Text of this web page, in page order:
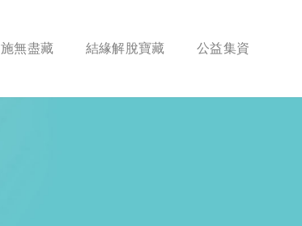
施無盡藏 結緣解脫寶藏 公益集資